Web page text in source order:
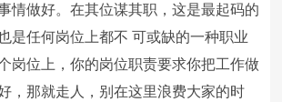
情做好。在其位谋其职，这是最起码的
是任何岗位上都不 可或缺的一种职业
岗位上，你的岗位职责要求你把工作做
，那就走人，别在这里浪费大家的时